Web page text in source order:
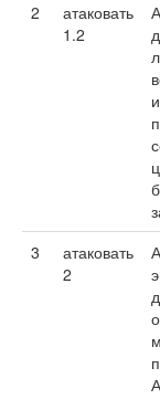
2
атаковать
1.2
3
атаковать
2